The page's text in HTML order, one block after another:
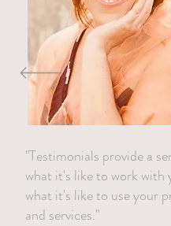
"Testimonials provide a
what it's like to work with
what it's like to use your
and services."